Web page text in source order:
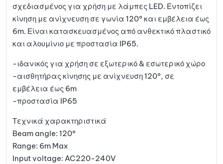
σχεδιασμένος για χρήση με λάμπες LED. Εντοπίζει
κίνηση με ανίχνευση σε γωνία 120° και εμβέλεια έως
6m. Είναι κατασκευασμένος από ανθεκτικό πλαστικό
και αλουμίνιο με προστασία IP65.
-ιδανικός για χρήση σε εξωτερικό & εσωτερικό χώρο
-αισθητήρας κίνησης με ανίχνευση 120°, σε
εμβέλεια έως 6m
-προστασία IP65
Τεχνικά χαρακτηριστικά
Beam angle: 120°
Range: 6m Max
Input voltage: AC220-240V